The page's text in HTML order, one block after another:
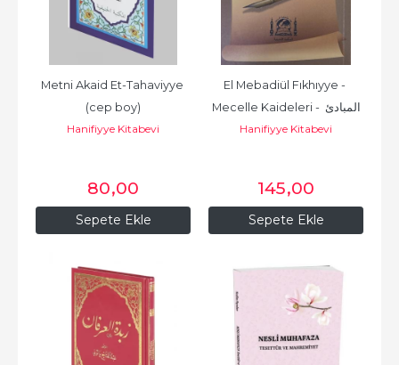
Sepete Ekle
Metni Akaid Et-Tahaviyye
(cep boy)
Hanifiyye Kitabevi
80,00
Sepete Ekle
El Mebadiül Fıkhıyye -
Mecelle Kaideleri - المبادئ
الفقهية
Hanifiyye Kitabevi
145,00